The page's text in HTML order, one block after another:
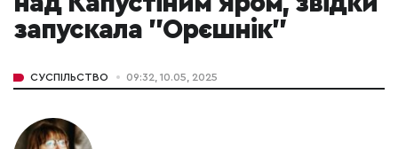
запускала "Орєшнік"
СУСПІЛЬСТВО 09:32, 10.05, 2025